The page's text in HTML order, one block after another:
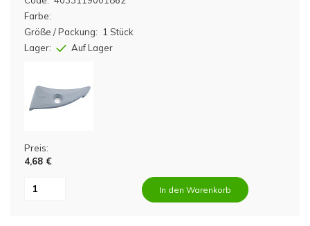
Farbe:
Größe / Packung:
1 Stück
Lager:
Auf Lager
Preis:
4,68 €
In den Warenkorb